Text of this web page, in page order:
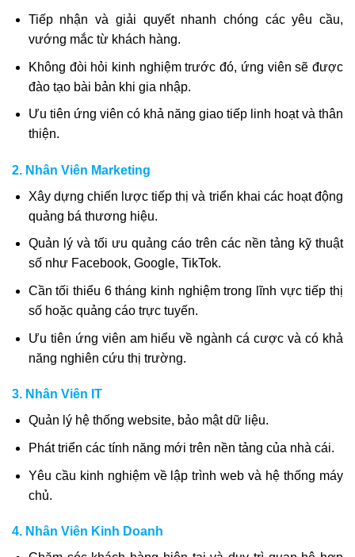
Tiếp nhận và giải quyết nhanh chóng các yêu cầu,
vướng mắc từ khách hàng.
Không đòi hỏi kinh nghiệm trước đó, ứng viên sẽ được
đào tạo bài bản khi gia nhập.
Ưu tiên ứng viên có khả năng giao tiếp linh hoạt và thân
thiện.
2. Nhân Viên Marketing
Xây dựng chiến lược tiếp thị và triển khai các hoạt động
quảng bá thương hiệu.
Quản lý và tối ưu quảng cáo trên các nền tảng kỹ thuật
số như Facebook, Google, TikTok.
Cần tối thiểu 6 tháng kinh nghiệm trong lĩnh vực tiếp thị
số hoặc quảng cáo trực tuyến.
Ưu tiên ứng viên am hiểu về ngành cá cược và có khả
năng nghiên cứu thị trường.
3. Nhân Viên IT
Quản lý hệ thống website, bảo mật dữ liệu.
Phát triển các tính năng mới trên nền tảng của nhà cái.
Yêu cầu kinh nghiệm về lập trình web và hệ thống máy
chủ.
4. Nhân Viên Kinh Doanh